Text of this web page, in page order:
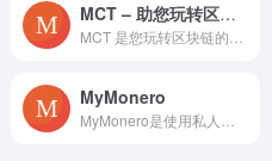
MCT – 助您玩转区块链, 得心应手！
MyMonero